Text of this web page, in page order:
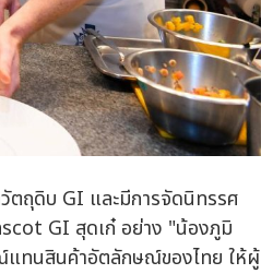
ตถุดิบ GI และมีการจัดนิทรรศ
GI สุดเก๋ อย่าง "น้องภูมิ
ทนสินค้าอัตลักษณ์ของไทย ให้ผู้